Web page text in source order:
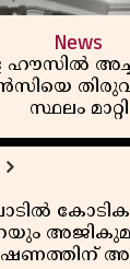
News
സ്ഥലം മാറ്റി